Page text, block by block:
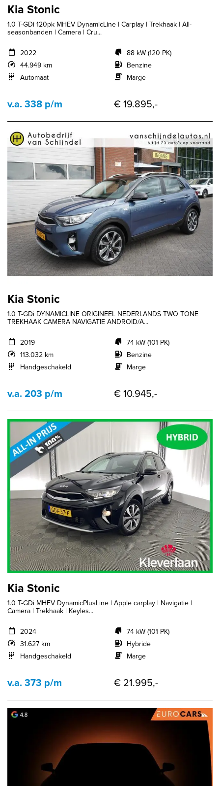
Kia Stonic
1.0 T-GDi 120pk MHEV DynamicLine | Carplay | Trekhaak | All-
seasonbanden | Camera | Cru...
2022
44.949 km
Automaat
88 kW (120 PK)
Benzine
Marge
v.a. 338 p/m € 19.895,-
Kia Stonic
1.0 T-GDi DYNAMICLINE ORIGINEEL NEDERLANDS TWO TONE
TREKHAAK CAMERA NAVIGATIE ANDROID/A...
2019
113.032 km
Handgeschakeld
74 kW (101 PK)
Benzine
Marge
v.a. 203 p/m € 10.945,-
Kia Stonic
1.0 T-GDi MHEV DynamicPlusLine | Apple carplay | Navigatie |
Camera | Trekhaak | Keyles...
2024
31.627 km
Handgeschakeld
74 kW (101 PK)
Hybride
Marge
v.a. 373 p/m € 21.995,-